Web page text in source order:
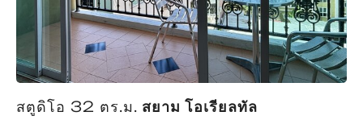
สตูดิโอ 32 ตร.ม. สยาม โอเรียลทัล